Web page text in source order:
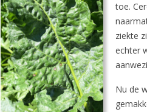
toe.
ziekte
echter
Nu de